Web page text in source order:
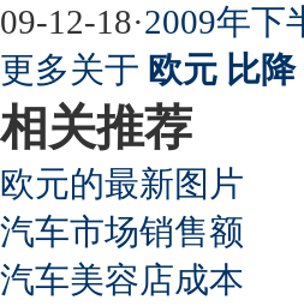
09-12-18·2009年下
更多关于 欧元 比降
相关推荐
欧元的最新图片
汽车市场销售额
汽车美容店成本